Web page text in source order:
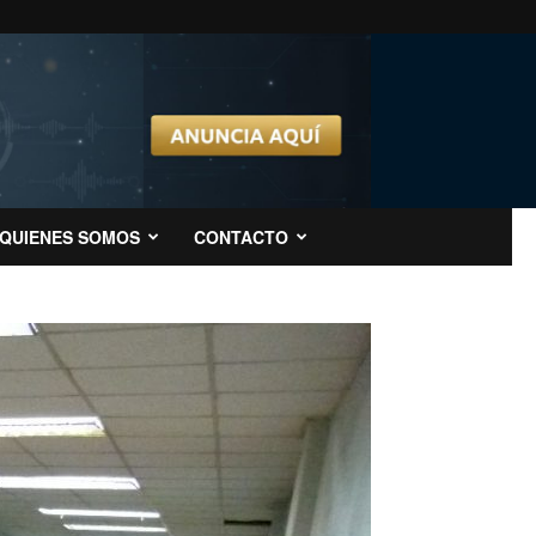
QUIENES SOMOS CONTACTO